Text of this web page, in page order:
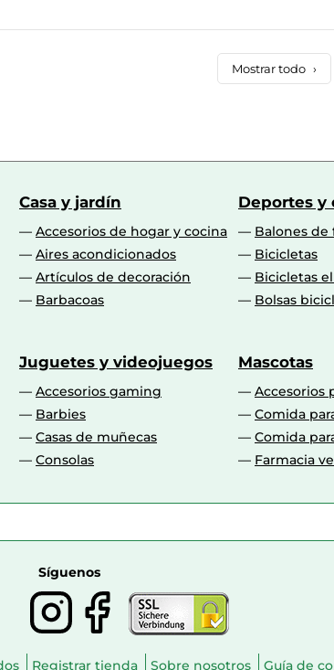
Mostrar todo ›
Casa y jardín
Accesorios de hogar y cocina
Aires acondicionados
Artículos de decoración
Barbacoas
Deportes y
Balones de
Bicicletas
Bicicletas
Bolsas
Juguetes y videojuegos
Accesorios gaming
Barbies
Casas de muñecas
Consolas
Mascotas
Accesorios
Comida
Comida
Farmacia
Síguenos
Registrar tienda Sobre nosotros Guía de